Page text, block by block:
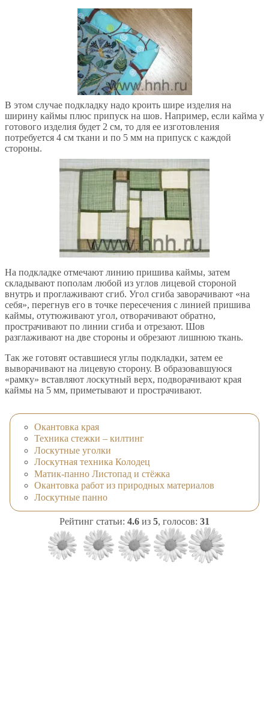
В этом случае подкладку надо кроить шире изделия на
ширину каймы плюс припуск на шов. Например, если кайма у
готового изделия будет 2 см, то для ее изготовления
потребуется 4 см ткани и по 5 мм на припуск с каждой
стороны.
На подкладке отмечают линию пришива каймы, затем
складывают пополам любой из углов лицевой стороной
внутрь и проглаживают сгиб. Угол сгиба заворачивают «на
себя», перегнув его в точке пересечения с линией пришива
каймы, отутюживают угол, отворачивают обратно,
прострачивают по линии сгиба и отрезают. Шов
разглаживают на две стороны и обрезают лишнюю ткань.
Так же готовят оставшиеся углы подкладки, затем ее
выворачивают на лицевую сторону. В образовавшуюся
«рамку» вставляют лоскутный верх, подворачивают края
каймы на 5 мм, приметывают и прострачивают.
Окантовка края
Техника стежки – килтинг
Лоскутные уголки
Лоскутная техника Колодец
Матик-панно Листопад и стёжка
Окантовка работ из природных материалов
Лоскутные панно
Рейтинг статьи: 4.6 из 5, голосов: 31